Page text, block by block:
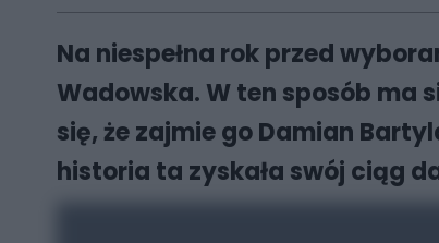
Na niespełna rok przed
Wadowska. W ten sposób ma
się, że zajmie go Damian
historia ta zyskała swój ciąg